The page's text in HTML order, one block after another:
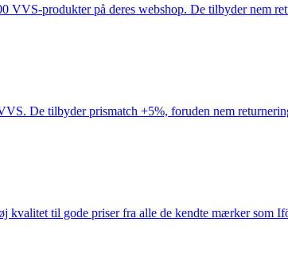
VVS-produkter på deres webshop. De tilbyder nem
De tilbyder prismatch +5%, foruden nem
til gode priser fra alle de kendte mærker som